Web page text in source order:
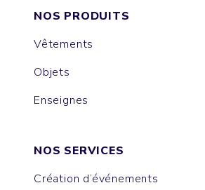
NOS PRODUITS
Vêtements
Objets
Enseignes
NOS SERVICES
Création d’événements